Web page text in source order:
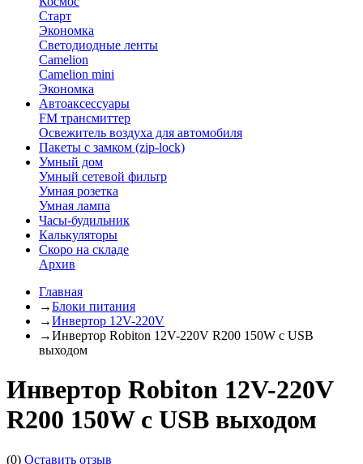
Старт
Экономка
Светодиодные ленты
Camelion
Camelion mini
Экономка
Автоаксессуары
FM трансмиттер
Освежитель воздуха для автомобиля
Пакеты с замком (zip-lock)
Умный дом
Умный сетевой фильтр
Умная розетка
Умная лампа
Часы-будильник
Калькуляторы
Скоро на складе
Архив
Главная
→Блоки питания
→Инвертор 12V-220V
→Инвертор Robiton 12V-220V R200 150W с USB
выходом
Инвертор Robiton 12V-220V
R200 150W с USB выходом
(0) Оставить отзыв